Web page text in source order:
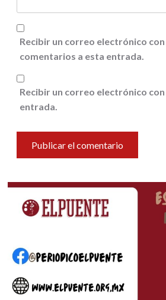
Recibir un correo electrónico
comentarios a esta entrada.
Recibir un correo electrónico con
entrada.